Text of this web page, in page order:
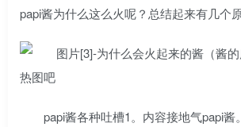
papi酱为什么这么火呢？总结起来有几个
papi酱各种吐槽1。内容接地气papi酱